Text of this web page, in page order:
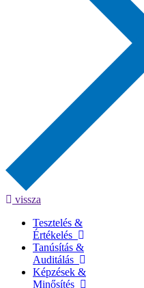
vissza
Tesztelés &
Értékelés
Tanúsítás &
Auditálás
Képzések &
Minősítés